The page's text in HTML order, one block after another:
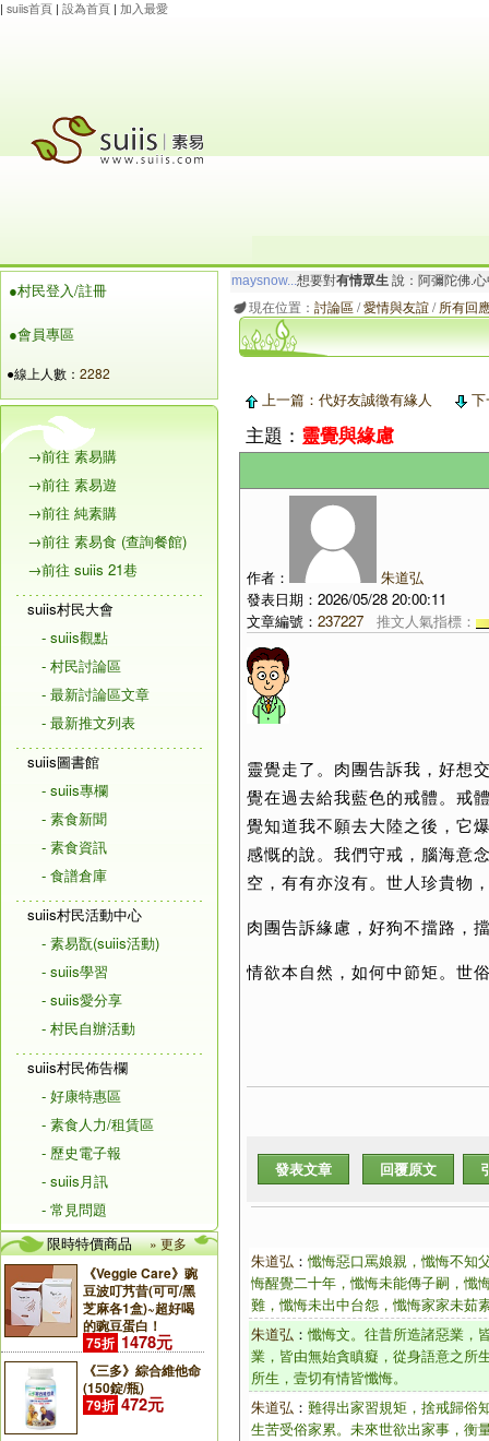
| suiis首頁 | 設為首頁 | 加入最愛
●村民登入/註冊
●會員專區
●線上人數： 2282
→前往 素易購
→前往 素易遊
→前往 純素購
→前往 素易食 (查詢餐館)
→前往 suiis 21巷
suiis村民大會
- suiis觀點
- 村民討論區
- 最新討論區文章
- 最新推文列表
suiis圖書館
- suiis專欄
- 素食新聞
- 素食資訊
- 食譜倉庫
suiis村民活動中心
- 素易翫(suiis活動)
- suiis學習
- suiis愛分享
- 村民自辦活動
suiis村民佈告欄
- 好康特惠區
- 素食人力/租賃區
- 歷史電子報
- suiis月訊
- 常見問題
限時特價商品
» 更多
《Veggie Care》豌
豆波叮艿昔(可可/黑
芝麻各1盒)~超好喝
的豌豆蛋白！
75折 1478元
《三多》綜合維他命
(150錠/瓶)
79折 472元
maysnow...想要對有情眾生說：阿彌陀佛.
玲瓏虹想要對有情眾生說：阿彌陀佛.一切
現在位置： 討論區/愛情與友誼/所有回
上一篇：代好友誠徵有緣人
主題： 靈覺與緣慮
作者：
朱道弘
發表日期：2026/05/28 20:00:11
文章編號： 237227 推文人氣指標：
靈覺走了。肉團告訴我，好想
覺在過去給我藍色的戒體。戒
覺知道我不願去大陸之後，它
感慨的說。我們守戒，腦海意
空，有有亦沒有。世人珍貴物
肉團告訴緣慮，好狗不擋路，
情欲本自然，如何中節矩。世
發表文章 回覆原文
朱道弘 ：懺悔惡口罵娘親，懺悔不知
悔醒覺二十年，懺悔未能傳子嗣，懺
難，懺悔未出中台怨，懺悔家家未茹
朱道弘 ：懺悔文。往昔所造諸惡業，
業，皆由無始貪瞋癡，從身語意之所
所生，壹切有情皆懺悔。
朱道弘 ： 難得出家習規矩，捨戒歸俗
生苦受俗家累。未來世欲出家事，衡